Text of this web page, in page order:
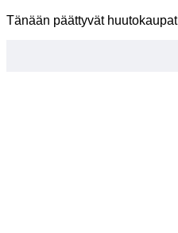
Tänään päättyvät huutokaupat